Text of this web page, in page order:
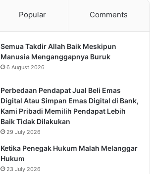
Popular Comments
Semua Takdir Allah Baik Meskipun
Manusia Menganggapnya Buruk
6 August 2026
Perbedaan Pendapat Jual Beli Emas
Digital Atau Simpan Emas Digital di Bank,
Kami Pribadi Memilih Pendapat Lebih
Baik Tidak Dilakukan
29 July 2026
Ketika Penegak Hukum Malah Melanggar
Hukum
23 July 2026